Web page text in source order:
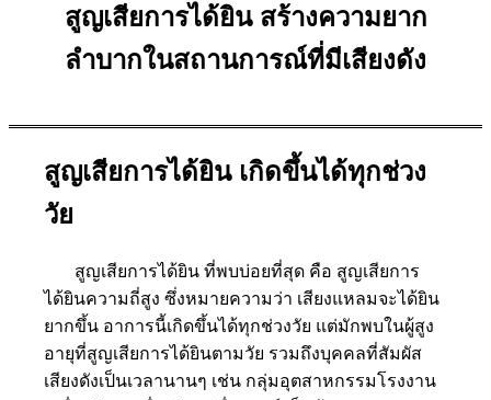
สูญเสียการได้ยิน สร้างความยาก
ลำบากในสถานการณ์ที่มีเสียงดัง
สูญเสียการได้ยิน เกิดขึ้นได้ทุกช่วง
วัย
สูญเสียการได้ยิน ที่พบบ่อยที่สุด คือ สูญเสียการ
ได้ยินความถี่สูง ซึ่งหมายความว่า เสียงแหลมจะได้ยิน
ยากขึ้น อาการนี้เกิดขึ้นได้ทุกช่วงวัย แต่มักพบในผู้สูง
อายุที่สูญเสียการได้ยินตามวัย รวมถึงบุคคลที่สัมผัส
เสียงดังเป็นเวลานานๆ เช่น กลุ่มอุตสาหกรรมโรงงาน